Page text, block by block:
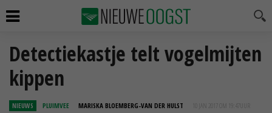
Detectiekastje telt vogelmijten
kippen
NIEUWS PLUIMVEE MARISKA BLOEMBERG-VAN DER HULST 10 JAN 2017 OM 19:47